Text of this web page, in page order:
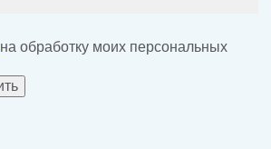
на обработку моих персональных